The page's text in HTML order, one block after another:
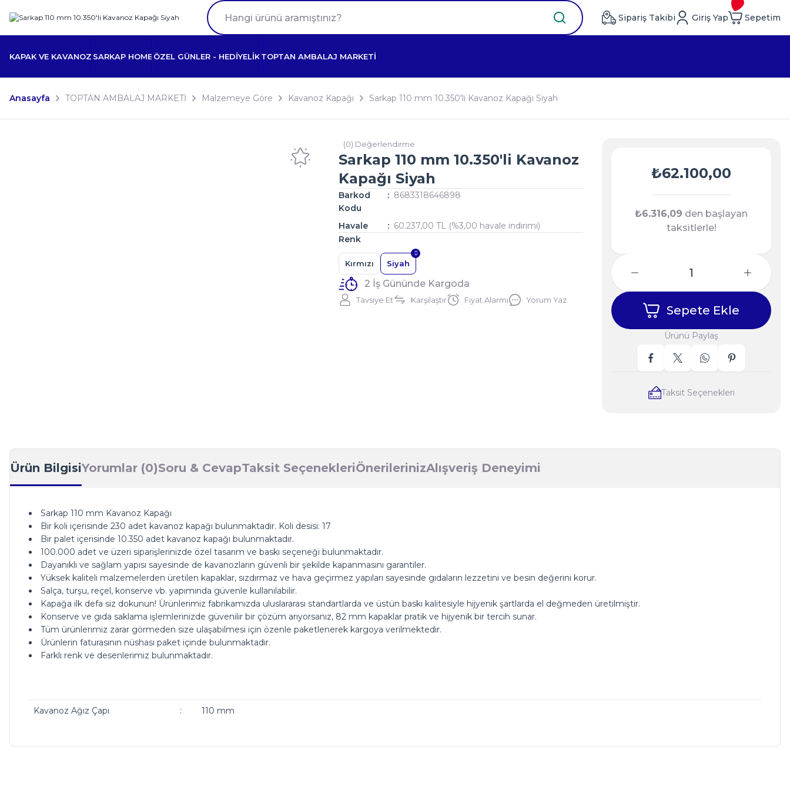
Sipariş Takibi Giriş Yap Sepetim
KAPAK VE KAVANOZ SARKAP HOME ÖZEL GÜNLER - HEDİYELİK TOPTAN AMBALAJ MARKETİ
Anasayfa TOPTAN AMBALAJ MARKETİ Malzemeye Göre Kavanoz Kapağı Sarkap 110 mm 10.350'li Kavanoz Kapağı Siyah
(0) Değerlendirme
Sarkap 110 mm 10.350'li Kavanoz
Kapağı Siyah
Barkod
Kodu
8683318646898
Havale
60.237,00 TL (%3,00 havale indirimi)
Renk
Kırmızı Siyah
2 İş Gününde Kargoda
Tavsiye Et Karşılaştır Fiyat Alarmı Yorum Yaz
₺62.100,00
₺6.316,09 den başlayan
taksitlerle!
Sepete Ekle
Ürünü Paylaş
Taksit Seçenekleri
Ürün BilgisiYorumlar (0)Soru & CevapTaksit SeçenekleriÖnerilerinizAlışveriş Deneyimi
Sarkap 110 mm Kavanoz Kapağı
Bir koli içerisinde 230 adet kavanoz kapağı bulunmaktadır. Koli desisi: 17
Bir palet içerisinde 10.350 adet kavanoz kapağı bulunmaktadır.
100.000 adet ve üzeri siparişlerinizde özel tasarım ve baskı seçeneği bulunmaktadır.
Dayanıklı ve sağlam yapısı sayesinde de kavanozların güvenli bir şekilde kapanmasını garantiler.
Yüksek kaliteli malzemelerden üretilen kapaklar, sızdırmaz ve hava geçirmez yapıları sayesinde gıdaların lezzetini ve besin değerini korur.
Salça, turşu, reçel, konserve vb. yapımında güvenle kullanılabilir.
Kapağa ilk defa siz dokunun! Ürünlerimiz fabrikamızda uluslararası standartlarda ve üstün baskı kalitesiyle hijyenik şartlarda el değmeden üretilmiştir.
Konserve ve gıda saklama işlemlerinizde güvenilir bir çözüm arıyorsanız, 82 mm kapaklar pratik ve hijyenik bir tercih sunar.
Tüm ürünlerimiz zarar görmeden size ulaşabilmesi için özenle paketlenerek kargoya verilmektedir.
Ürünlerin faturasının nüshası paket içinde bulunmaktadır.
Farklı renk ve desenlerimiz bulunmaktadır.
Kavanoz Ağız Çapı : 110 mm